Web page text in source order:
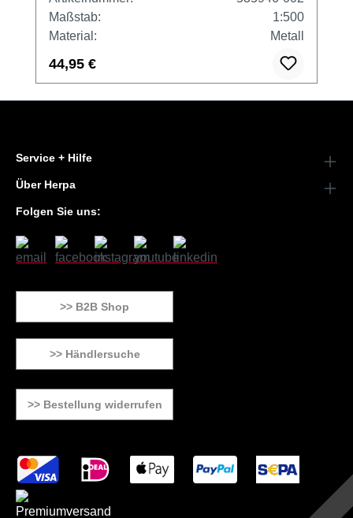
Maßstab:
1:500
Material:
Metall
44,95 €
Service + Hilfe
Über Herpa
Folgen Sie uns:
>> B2B Shop
>> Händlersuche
>> Bestellung widerrufen